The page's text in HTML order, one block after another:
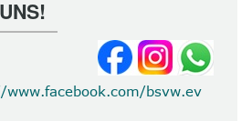
bsvw.ev